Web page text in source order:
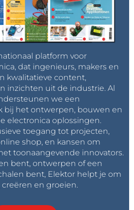
platform voor
dat ingenieurs, makers en
kwalitatieve content,
inzichten uit de industrie. Al
we een
bij het ontwerpen, bouwen en
electronica oplossingen.
toegang tot projecten,
shop, en kansen om
toonaangevende innovators.
bent, ontwerpen of een
bent, Elektor helpt je om
en groeien.